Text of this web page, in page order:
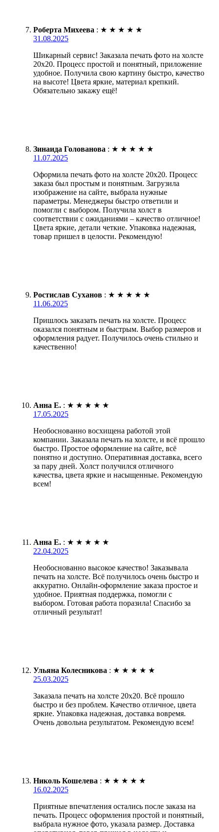
Роберта Михеева : ★ ★ ★ ★ ★
31.08.2025
Шикарный сервис! Заказала печать фото на холсте
20х20. Процесс простой и понятный, приложение
удобное. Получила свою картину быстро, качество
на высоте! Цвета яркие, материал крепкий.
Обязательно закажу ещё!
Зинаида Голованова : ★ ★ ★ ★ ★
11.07.2025
Оформила печать фото на холсте 20х20. Процесс
заказа был простым и понятным. Загрузила
изображение на сайте, выбрала нужные
параметры. Менеджеры быстро ответили и
помогли с выбором. Получила холст в
соответствии с ожиданиями – качество отличное!
Цвета яркие, детали четкие. Упаковка надежная,
товар пришел в целости. Рекомендую!
Ростислав Суханов : ★ ★ ★ ★ ★
11.06.2025
Пришлось заказать печать на холсте. Процесс
оказался понятным и быстрым. Выбор размеров и
оформления радует. Получилось очень стильно и
качественно!
Анна Е. : ★ ★ ★ ★ ★
17.05.2025
Необоснованно восхищена работой этой
компании. Заказала печать на холсте, и всё прошло
быстро. Простое оформление на сайте, всё
понятно и доступно. Оперативная доставка, всего
за пару дней. Холст получился отличного
качества, цвета яркие и насыщенные. Рекомендую
всем!
Анна Е. : ★ ★ ★ ★ ★
22.04.2025
Необоснованно высокое качество! Заказывала
печать на холсте. Всё получилось очень быстро и
аккуратно. Онлайн-оформление заказа простое и
удобное. Приятная поддержка, помогли с
выбором. Готовая работа поразила! Спасибо за
отличный результат!
Ульяна Колесникова : ★ ★ ★ ★ ★
25.03.2025
Заказала печать на холсте 20х20. Всё прошло
быстро и без проблем. Качество отличное, цвета
яркие. Упаковка надежная, доставка вовремя.
Очень довольна результатом. Рекомендую всем!
Николь Кошелева : ★ ★ ★ ★ ★
16.02.2025
Приятные впечатления остались после заказа на
печать. Процесс оформления простой и понятный,
выбрала нужное фото, указала размер. Доставка